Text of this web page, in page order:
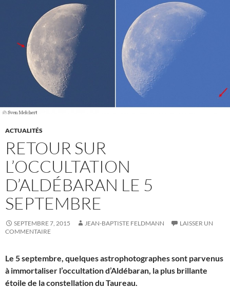
ACTUALITÉS
RETOUR SUR
L’OCCULTATION
D’ALDÉBARAN LE 5
SEPTEMBRE
SEPTEMBRE 7, 2015 JEAN-BAPTISTE FELDMANN
LAISSER UN
COMMENTAIRE
Le 5 septembre, quelques astrophotographes sont parvenus
à immortaliser l’occultation d’Aldébaran, la plus brillante
étoile de la constellation du Taureau.